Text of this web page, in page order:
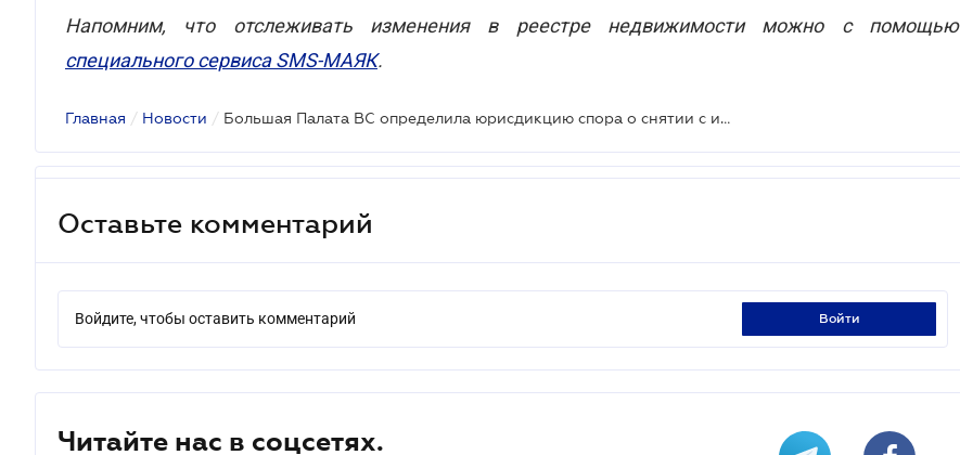
Напомним, что отслеживать изменения в реестре недвижимости можно с помощью
специального сервиса SMS-МАЯК.
Главная / Новости / Большая Палата ВС определила юрисдикцию спора о снятии с имущества ареста после закрытия дела
Оставьте комментарий
Войдите, чтобы оставить комментарий войти
Читайте нас в соцсетях.